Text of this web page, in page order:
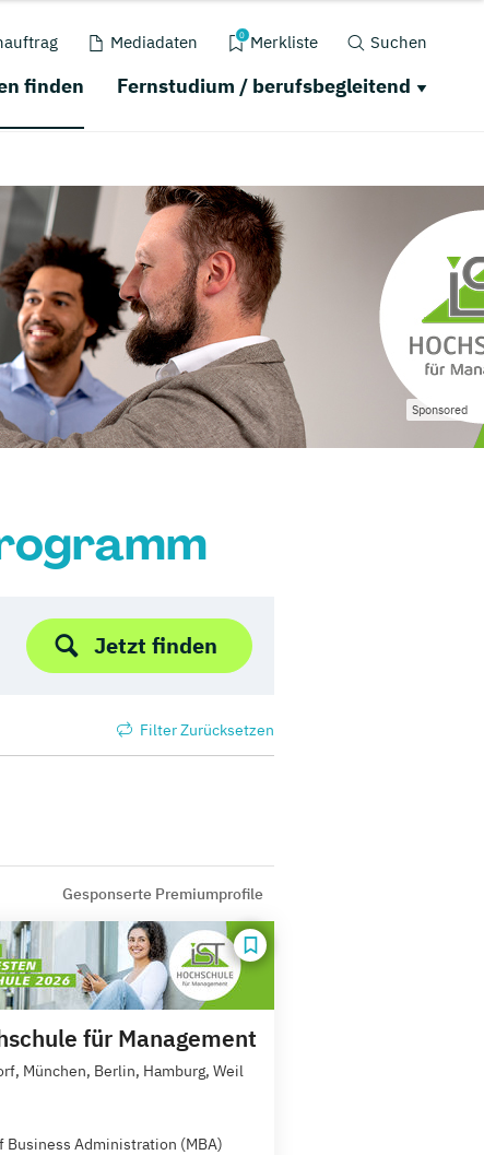
Mediadaten 0 Merkliste Suchen
finden Fernstudium / berufsbegleitend
Sponsored
Jetzt finden
Filter Zurücksetzen
Gesponserte Premiumprofile
für Management
München, Berlin, Hamburg, Weil
Business Administration (MBA)